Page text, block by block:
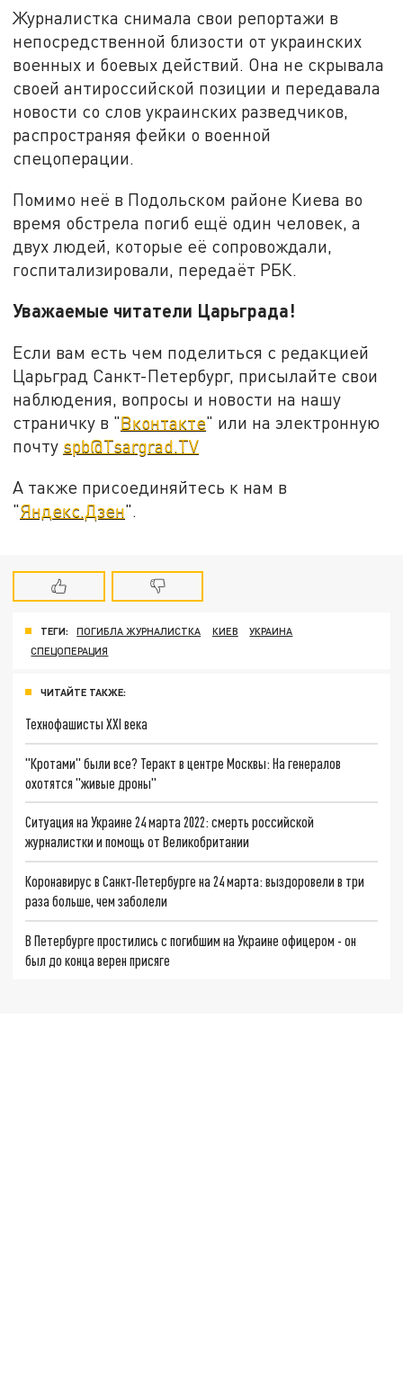
Журналистка снимала свои репортажи в
непосредственной близости от украинских
военных и боевых действий. Она не скрывала
своей антироссийской позиции и передавала
новости со слов украинских разведчиков,
распространяя фейки о военной
спецоперации.
Помимо неё в Подольском районе Киева во
время обстрела погиб ещё один человек, а
двух людей, которые её сопровождали,
госпитализировали, передаёт РБК.
Уважаемые читатели Царьграда!
Если вам есть чем поделиться с редакцией
Царьград Санкт-Петербург, присылайте свои
наблюдения, вопросы и новости на нашу
страничку в "Вконтакте" или на электронную
почту spb@Tsargrad.TV
А также присоединяйтесь к нам в
"Яндекс.Дзен".
ТЕГИ: ПОГИБЛА ЖУРНАЛИСТКА КИЕВ
УКРАИНА
СПЕЦОПЕРАЦИЯ
ЧИТАЙТЕ ТАКЖЕ:
Технофашисты XXI века
"Кротами" были все? Теракт в центре Москвы: На генералов
охотятся "живые дроны"
Ситуация на Украине 24 марта 2022: смерть российской
журналистки и помощь от Великобритании
Коронавирус в Санкт-Петербурге на 24 марта: выздоровели в три
раза больше, чем заболели
В Петербурге простились с погибшим на Украине офицером - он
был до конца верен присяге